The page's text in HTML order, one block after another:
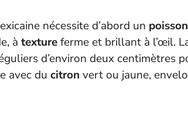
nécessite d’abord un poisson
à textureferme et brillant à l’œil.
d’environ deux centimètres
avec du citron vert ou jaune,